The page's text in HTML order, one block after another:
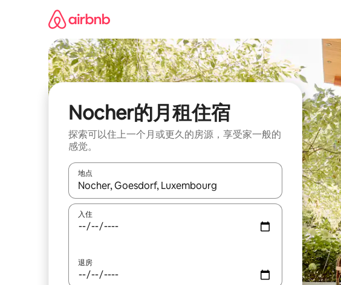
Nocher的月租住宿
探索可以住上一个月或更久的房源，享受家一般的
感觉。
地点
如有搜索结果，请使用上下方向键查看，或通过点击或滑动手势浏览。
入住
退房